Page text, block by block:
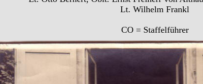
Lt. Wilhelm Frankl
CO = Staffelführer